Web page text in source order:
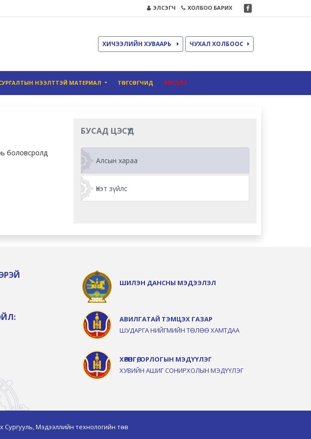
ЭЛСЭГЧ ХОЛБОО БАРИХ
ХИЧЭЭЛИЙН ХУВААРЬ ЧУХАЛ ХОЛБООС
НЭЭЛТТЭЙ МАТЕРИАЛ ТӨГСӨГЧИД ЭЛСЭЛТ
боловсролд
БУСАД ЦЭСҮҮД
Алсын хараа
Үнэт зүйлс
ШИЛЭН ДАНСНЫ МЭДЭЭЛЭЛ
АВИЛГАТАЙ ТЭМЦЭХ ГАЗАР
ШУДАРГА НИЙГМИЙН ТӨЛӨӨ ХАМТДАА
ХӨРӨНГӨ, ОРЛОГЫН МЭДҮҮЛЭГ
ХУВИЙН АШИГ СОНИРХОЛЫН МЭДҮҮЛЭГ
Мэдээллийн технологийн төв